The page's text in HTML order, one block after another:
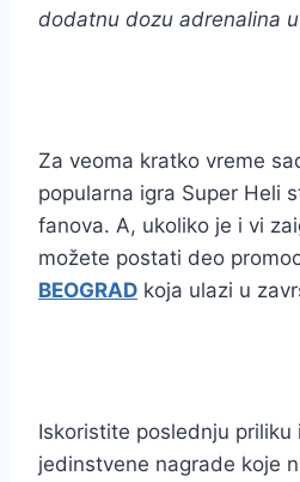
dodatnu dozu adrenalina
Za veoma kratko vreme
popularna igra Super Heli
fanova. A, ukoliko je i vi
možete postati deo
BEOGRAD koja ulazi u
Iskoristite poslednju priliku
jedinstvene nagrade koje